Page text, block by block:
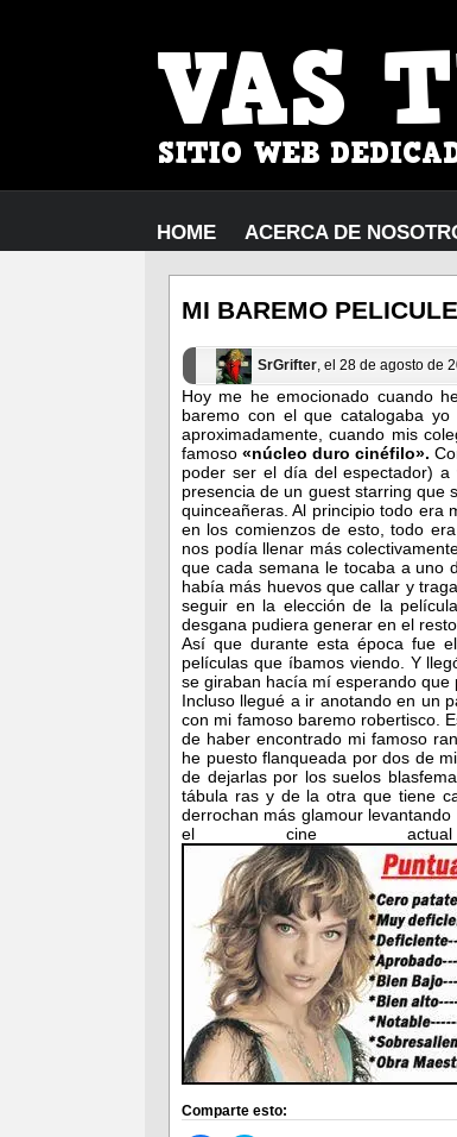
HOME ACERCA DE
MI BAREMO
SrGrifter, el 28 de agosto de
Hoy me he emocionado cuando
baremo con el que catalogaba
aproximadamente, cuando mis
famoso «núcleo duro cinéfilo».
poder ser el día del espectador)
presencia de un guest starring que
quinceañeras. Al principio todo
en los comienzos de esto, todo
nos podía llenar más
que cada semana le tocaba a uno
había más huevos que callar y
seguir en la elección de la
desgana pudiera generar en el
Así que durante esta época fue
películas que íbamos viendo. Y
se giraban hacía mí esperando que
Incluso llegué a ir anotando en un
con mi famoso baremo robertisco.
de haber encontrado mi famoso
he puesto flanqueada por dos de
de dejarlas por los suelos
tábula ras y de la otra que tiene
derrochan más glamour
el cine
Comparte esto: